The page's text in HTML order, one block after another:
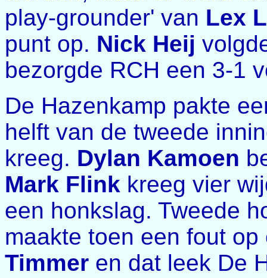
play-grounder' van Lex
punt op. Nick Heij
bezorgde RCH een 3-1
De Hazenkamp pakte
helft van de tweede
kreeg. Dylan Kamoen
Mark Flink kreeg vier
een honkslag. Tweede
maakte toen een fout
Timmer en dat leek De